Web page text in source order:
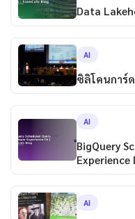
Data
AI
ซิลิโคนการ์
AI
BigQuery
Experience
AI